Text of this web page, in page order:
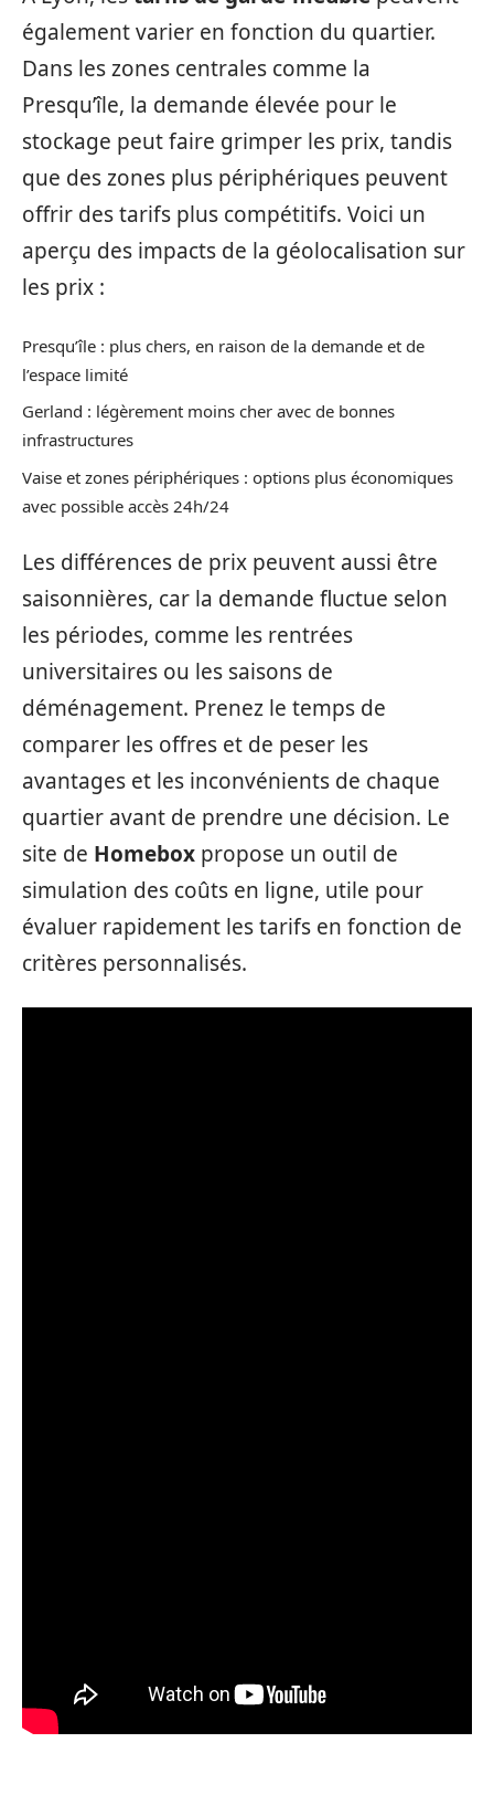
également varier en fonction du quartier.
Dans les zones centrales comme la
Presqu’île, la demande élevée pour le
stockage peut faire grimper les prix, tandis
que des zones plus périphériques peuvent
offrir des tarifs plus compétitifs. Voici un
aperçu des impacts de la géolocalisation sur
les prix :
Presqu’île : plus chers, en raison de la demande et de
l’espace limité
Gerland : légèrement moins cher avec de bonnes
infrastructures
Vaise et zones périphériques : options plus économiques
avec possible accès 24h/24
Les différences de prix peuvent aussi être
saisonnières, car la demande fluctue selon
les périodes, comme les rentrées
universitaires ou les saisons de
déménagement. Prenez le temps de
comparer les offres et de peser les
avantages et les inconvénients de chaque
quartier avant de prendre une décision. Le
site de Homebox propose un outil de
simulation des coûts en ligne, utile pour
évaluer rapidement les tarifs en fonction de
critères personnalisés.